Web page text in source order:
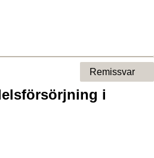
i
Remissvar